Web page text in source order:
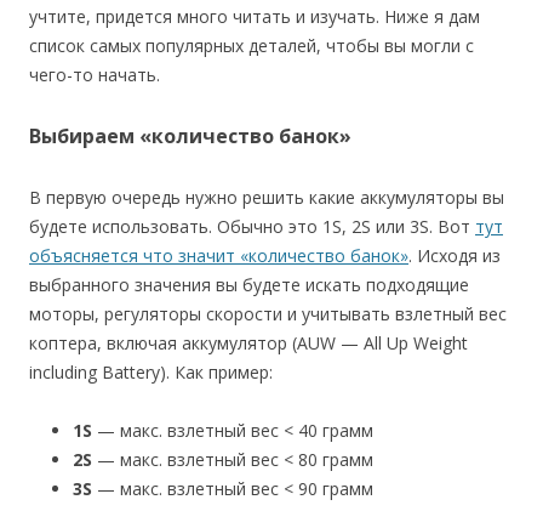
учтите, придется много читать и изучать. Ниже я дам
список самых популярных деталей, чтобы вы могли с
чего-то начать.
Выбираем «количество банок»
В первую очередь нужно решить какие аккумуляторы вы
будете использовать. Обычно это 1S, 2S или 3S. Вот тут
объясняется что значит «количество банок». Исходя из
выбранного значения вы будете искать подходящие
моторы, регуляторы скорости и учитывать взлетный вес
коптера, включая аккумулятор (AUW — All Up Weight
including Battery). Как пример:
1S — макс. взлетный вес < 40 грамм
2S — макс. взлетный вес < 80 грамм
3S — макс. взлетный вес < 90 грамм